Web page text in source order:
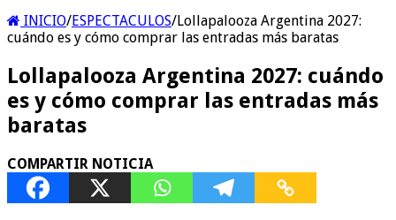
INICIO/ESPECTACULOS/Lollapalooza Argentina 2027:
cuándo es y cómo comprar las entradas más baratas
Lollapalooza Argentina 2027: cuándo
es y cómo comprar las entradas más
baratas
COMPARTIR NOTICIA